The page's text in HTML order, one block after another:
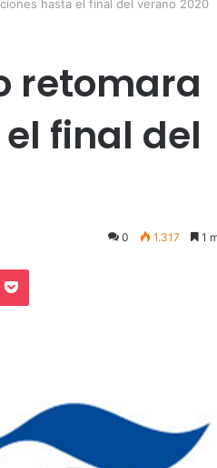
hasta el final del verano 2020
retomara
final del
0 1.317 1
Pocket